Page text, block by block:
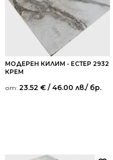
МОДЕРЕН КИЛИМ - ЕСТЕР 2932
КРЕМ
от: 23.52 € / 46.00 лв./ бр.